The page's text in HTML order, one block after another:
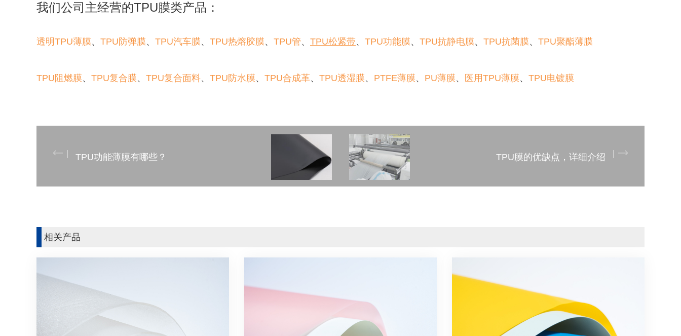
我们公司主经营的TPU膜类产品：
透明TPU薄膜、 TPU防弹膜、 TPU汽车膜、 TPU热熔胶膜、 TPU管、 TPU松紧带、 TPU功能膜、 TPU抗静电膜、 TPU抗菌膜、 TPU聚酯薄膜
TPU阻燃膜、 TPU复合膜、 TPU复合面料、 TPU防水膜、 TPU合成革、 TPU透湿膜、 PTFE薄膜、 PU薄膜、 医用TPU薄膜、 TPU电镀膜
TPU功能薄膜有哪些？ TPU膜的优缺点，详细介绍
相关产品